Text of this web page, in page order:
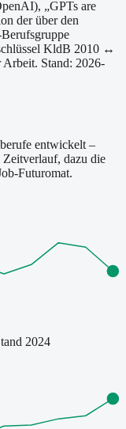
„GPTs are
der über den
KldB 2010 ↔
Arbeit. Stand: 2026-
entwickelt –
dazu die
Futuromat.
2024